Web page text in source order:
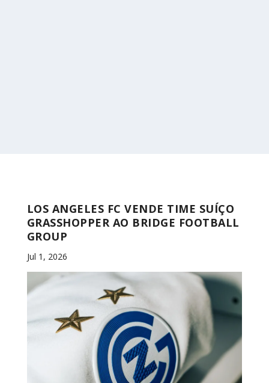
LOS ANGELES FC VENDE TIME SUÍÇO
GRASSHOPPER AO BRIDGE FOOTBALL
GROUP
Jul 1, 2026